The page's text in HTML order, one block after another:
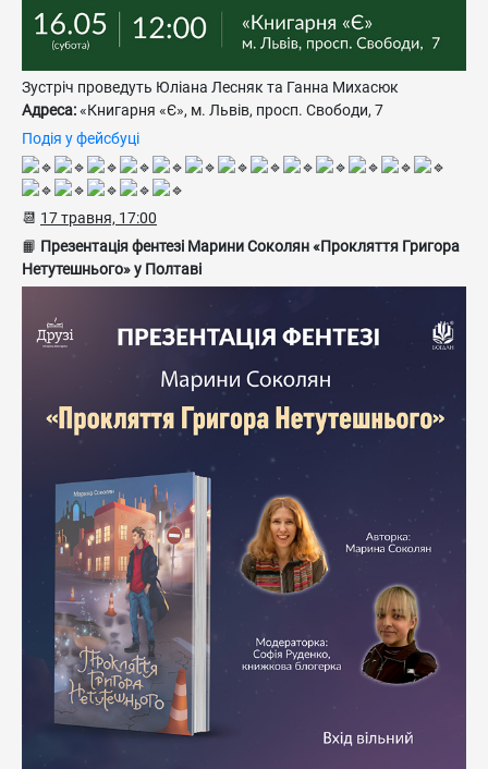
Зустріч проведуть Юліана Лесняк та Ганна Михасюк
Адреса:«Книгарня «Є», м. Львів, просп. Свободи, 7
Подія у фейсбуці
📆 17 травня, 17:00
📙 Презентація фентезі Марини Соколян «Прокляття Григора
Нетутешнього» у Полтаві